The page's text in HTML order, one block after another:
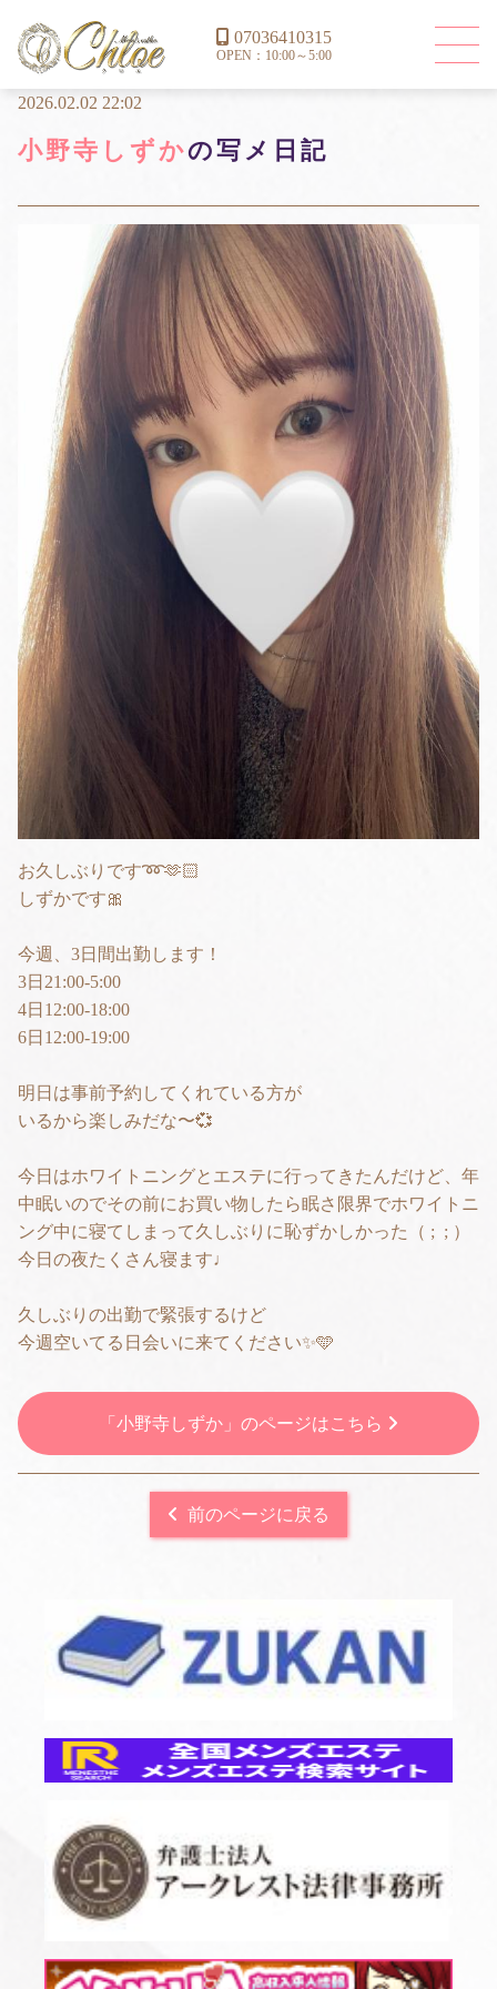
07036410315
OPEN：10:00～5:00
2026.02.02 22:02
小野寺しずかの写メ日記
お久しぶりです➿🫶🏻
しずかです🎀
今週、3日間出勤します！
3日21:00-5:00
4日12:00-18:00
6日12:00-19:00
明日は事前予約してくれている方が
いるから楽しみだな〜💞
今日はホワイトニングとエステに行ってきたんだけど、年
中眠いのでその前にお買い物したら眠さ限界でホワイトニ
ング中に寝てしまって久しぶりに恥ずかしかった（ ; ; ）
今日の夜たくさん寝ます♩
久しぶりの出勤で緊張するけど
今週空いてる日会いに来てください✨🩵
「小野寺しずか」のページはこちら
前のページに戻る